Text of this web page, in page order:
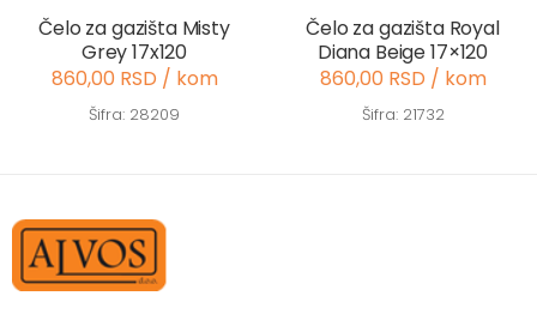
Čelo za gazišta Misty
Grey 17x120
860,00 RSD / kom
Šifra: 28209
Čelo za gazišta Royal
Diana Beige 17×120
860,00 RSD / kom
Šifra: 21732